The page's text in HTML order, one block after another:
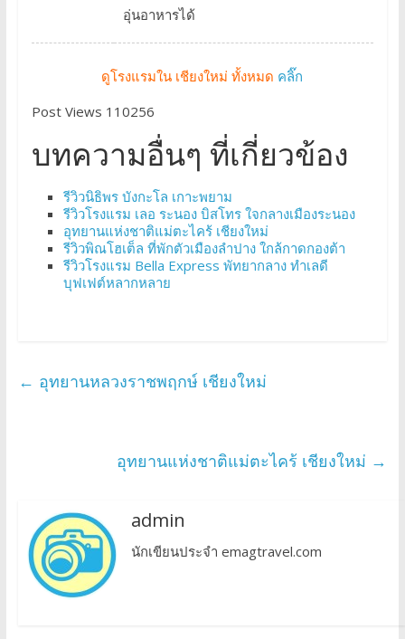
อุ่นอาหารได้
ดูโรงแรมใน เชียงใหม่ ทั้งหมด คลิ๊ก
Post Views 110256
บทความอื่นๆ ที่เกี่ยวข้อง
รีวิวนิธิพร บังกะโล เกาะพยาม
รีวิวโรงแรม เลอ ระนอง บิสโทร ใจกลางเมืองระนอง
อุทยานแห่งชาติแม่ตะไคร้ เชียงใหม่
รีวิวพิณโฮเต็ล ที่พักตัวเมืองลำปาง ใกล้กาดกองต้า
รีวิวโรงแรม Bella Express พัทยากลาง ทำเลดี
บุฟเฟต์หลากหลาย
← อุทยานหลวงราชพฤกษ์ เชียงใหม่
อุทยานแห่งชาติแม่ตะไคร้ เชียงใหม่ →
admin
นักเขียนประจำ emagtravel.com